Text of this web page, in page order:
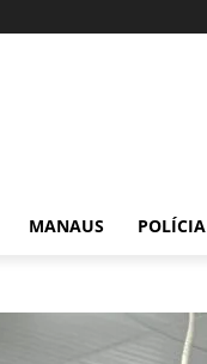
MANAUS POLÍCIA